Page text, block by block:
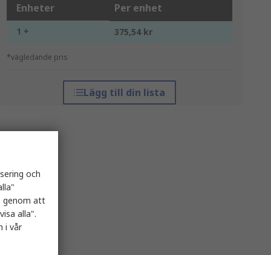
Enheter Per enhet
1 + 375,54 kr
*vägledande pris
Lägg till din lista
och
genom att
alla".
i vår